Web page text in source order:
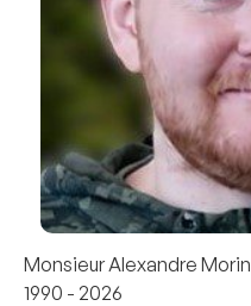
Monsieur Alexandre Morin
1990 - 2026